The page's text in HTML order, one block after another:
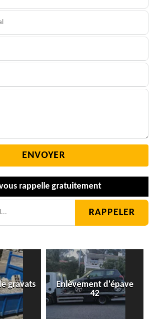
rappelle gratuitement
gravats
Enlèvement d'épave
42